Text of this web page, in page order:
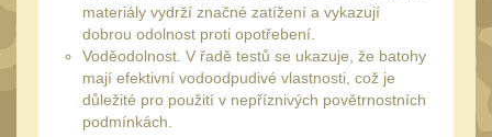
Pre AK11
Pre M4/AR1529
Ostatní 14
Pažby
materiály vydrží značné zatížení a vykazují
dobrou odolnost proti opotřebení.
Voděodolnost. V řadě testů se ukazuje, že batohy
mají efektivní vodoodpudivé vlastnosti, což je
důležité pro použití v nepříznivých povětrnostních
podmínkách.